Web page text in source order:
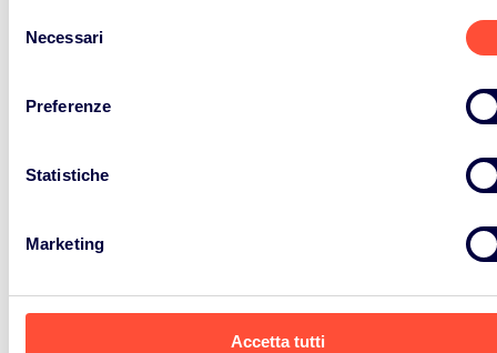
delNecessari
Preferenze
Statistiche
Marketing
Accetta tutti